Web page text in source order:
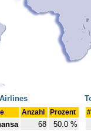
Anzahl Prozent
68
50.0 %
#